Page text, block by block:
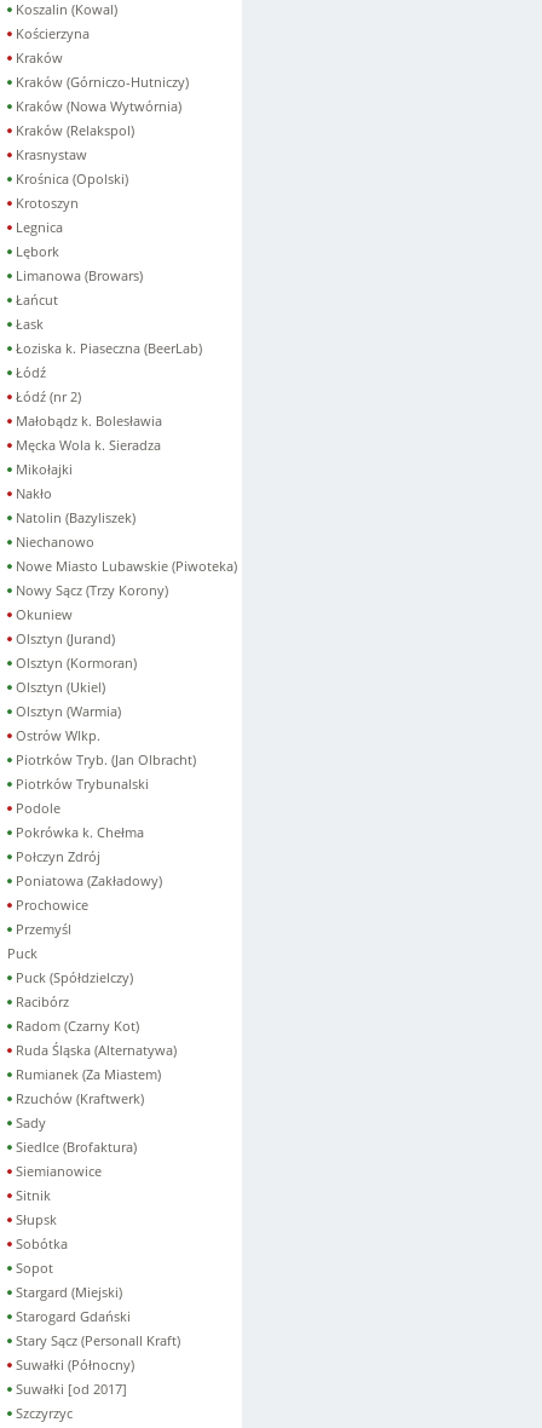
Koszalin (Kowal)
Kościerzyna
Kraków
Kraków (Górniczo-Hutniczy)
Kraków (Nowa Wytwórnia)
Kraków (Relakspol)
Krasnystaw
Krośnica (Opolski)
Krotoszyn
Legnica
Lębork
Limanowa (Browars)
Łańcut
Łask
Łoziska k. Piaseczna (BeerLab)
Łódź
Łódź (nr 2)
Małobądz k. Bolesławia
Męcka Wola k. Sieradza
Mikołajki
Nakło
Natolin (Bazyliszek)
Niechanowo
Nowe Miasto Lubawskie (Piwoteka)
Nowy Sącz (Trzy Korony)
Okuniew
Olsztyn (Jurand)
Olsztyn (Kormoran)
Olsztyn (Ukiel)
Olsztyn (Warmia)
Ostrów Wlkp.
Piotrków Tryb. (Jan Olbracht)
Piotrków Trybunalski
Podole
Pokrówka k. Chełma
Połczyn Zdrój
Poniatowa (Zakładowy)
Prochowice
Przemyśl
Puck
Puck (Spółdzielczy)
Racibórz
Radom (Czarny Kot)
Ruda Śląska (Alternatywa)
Rumianek (Za Miastem)
Rzuchów (Kraftwerk)
Sady
Siedlce (Brofaktura)
Siemianowice
Sitnik
Słupsk
Sobótka
Sopot
Stargard (Miejski)
Starogard Gdański
Stary Sącz (Personall Kraft)
Suwałki (Północny)
Suwałki [od 2017]
Szczyrzyc